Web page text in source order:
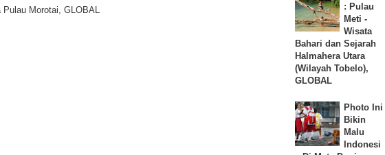
: Pulau
Meti -
Wisata
Bahari dan Sejarah
Halmahera Utara
(Wilayah Tobelo),
GLOBAL
Photo Ini
Bikin
Malu
Indonesi
Pulau Morotai, GLOBAL